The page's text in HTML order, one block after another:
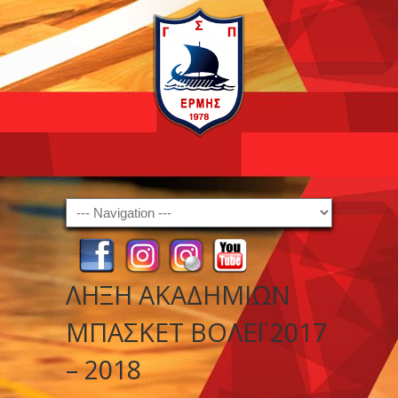
Navigation
ΛΗΞΗ ΑΚΑΔΗΜΙΩΝ
ΜΠΑΣΚΕΤ ΒΟΛΕΪ 2017
– 2018